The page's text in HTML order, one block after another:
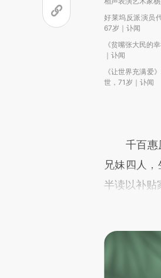
好莱坞反派演员
67岁｜讣闻
《贫嘴张大民的
｜讣闻
《让世界充满爱
世，71岁｜讣闻
千百惠原
兄妹四人
半读以补贴